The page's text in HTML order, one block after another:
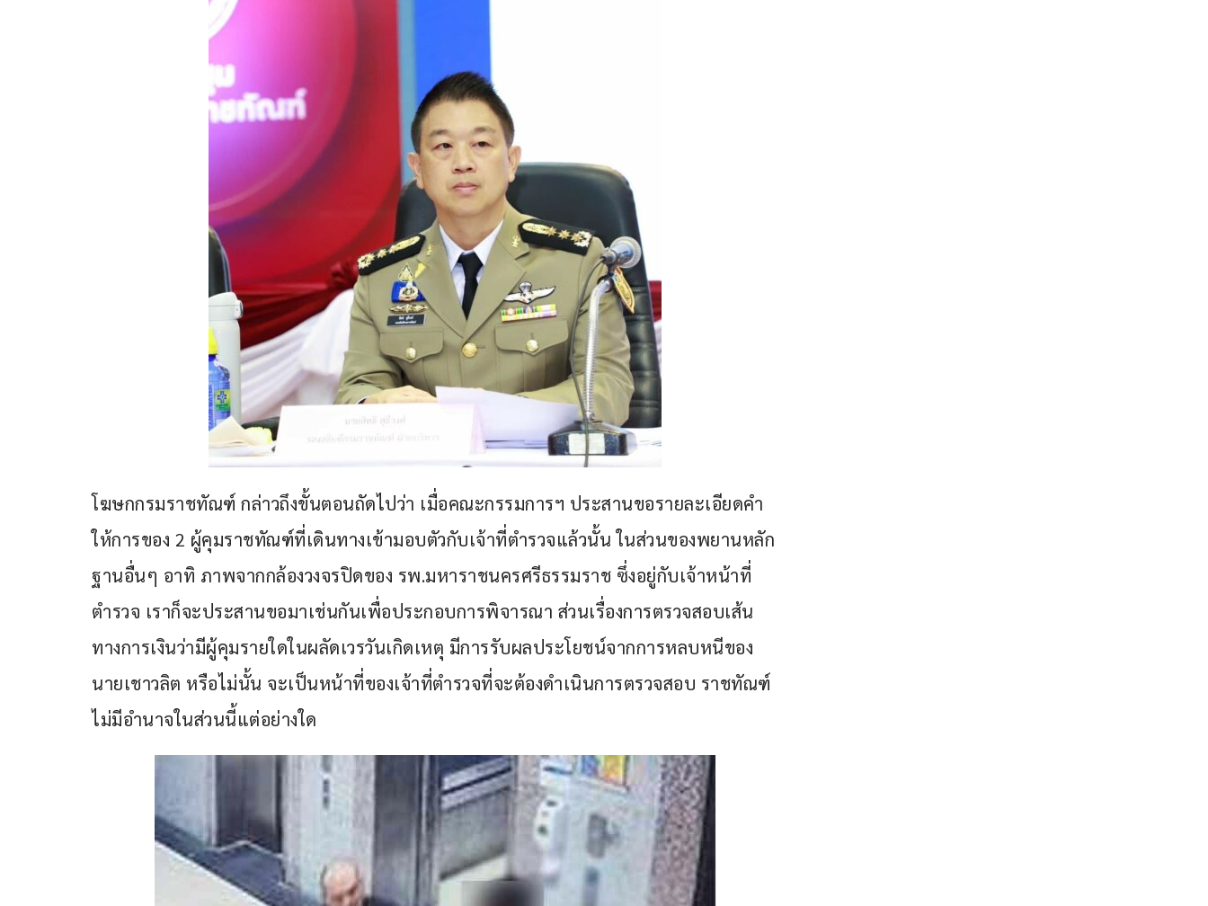
โฆษกกรมราชทัณฑ์ กล่าวถึงขั้นตอนถัดไปว่า เมื่อคณะกรรมการฯ ประสานขอรายละเอียดคำ
ให้การของ 2 ผู้คุมราชทัณฑ์ที่เดินทางเข้ามอบตัวกับเจ้าที่ตำรวจแล้วนั้น ในส่วนของพยานหลัก
ฐานอื่นๆ อาทิ ภาพจากกล้องวงจรปิดของ รพ.มหาราชนครศรีธรรมราช ซึ่งอยู่กับเจ้าหน้าที่
ตำรวจ เราก็จะประสานขอมาเช่นกันเพื่อประกอบการพิจารณา ส่วนเรื่องการตรวจสอบเส้น
ทางการเงินว่ามีผู้คุมรายใดในผลัดเวรวันเกิดเหตุ มีการรับผลประโยชน์จากการหลบหนีของ
นายเชาวลิต หรือไม่นั้น จะเป็นหน้าที่ของเจ้าที่ตำรวจที่จะต้องดำเนินการตรวจสอบ ราชทัณฑ์
ไม่มีอำนาจในส่วนนี้แต่อย่างใด